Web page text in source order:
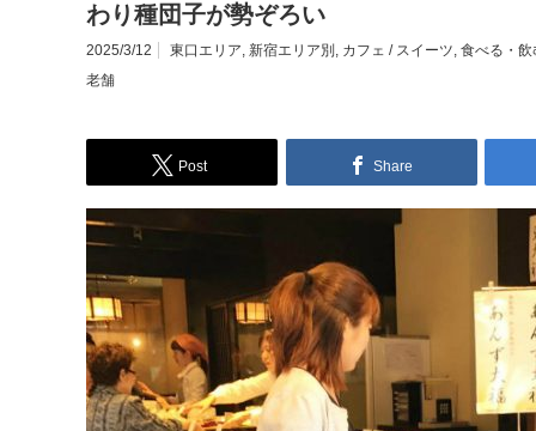
わり種団子が勢ぞろい
2025/3/12 東口エリア, 新宿エリア別 , カフェ / スイーツ, 食べる・飲
老舗
Post Share